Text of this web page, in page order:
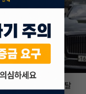
벤틀리 컨티넨탈